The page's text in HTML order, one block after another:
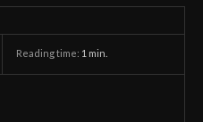
Reading time: 1 min.